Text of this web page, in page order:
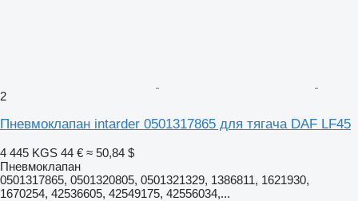
2
Пневмоклапан intarder 0501317865 для тягача DAF LF45
4 445 KGS 44 € ≈ 50,84 $
Пневмоклапан
0501317865, 0501320805, 0501321329, 1386811, 1621930,
1670254, 42536605, 42549175, 42556034,...